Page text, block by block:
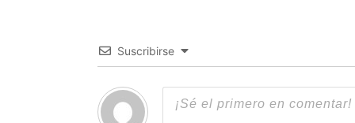
Suscribirse